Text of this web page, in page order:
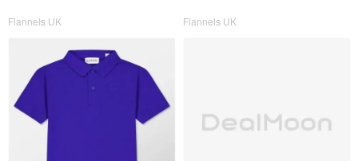
Flannels UK Flannels UK